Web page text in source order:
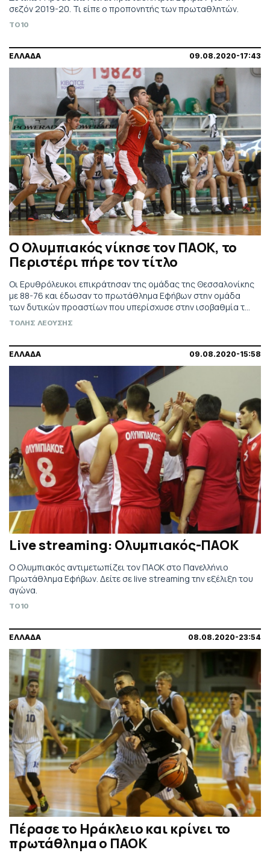
σεζόν 2019-20. Τι είπε ο προπονητής των πρωταθλητών.
TO10
ΕΛΛΑΔΑ 09.08.2020-17:43
Ο Ολυμπιακός νίκησε τον ΠΑΟΚ, το
Περιστέρι πήρε τον τίτλο
Οι Ερυθρόλευκοι επικράτησαν της ομάδας της Θεσσαλονίκης
με 88-76 και έδωσαν το πρωτάθλημα Εφήβων στην ομάδα
των δυτικών προαστίων που υπερίσχυσε στην ισοβαθμία του
Προμηθέα.
ΤΟΛΗΣ ΛΕΟΥΣΗΣ
ΕΛΛΑΔΑ 09.08.2020-15:58
Live streaming: Ολυμπιακός-ΠΑΟΚ
Ο Ολυμπιακός αντιμετωπίζει τον ΠΑΟΚ στο Πανελλήνιο
Πρωτάθλημα Εφήβων. Δείτε σε live streaming την εξέλιξη του
αγώνα.
TO10
ΕΛΛΑΔΑ 08.08.2020-23:54
Πέρασε το Ηράκλειο και κρίνει το
πρωτάθλημα ο ΠΑΟΚ